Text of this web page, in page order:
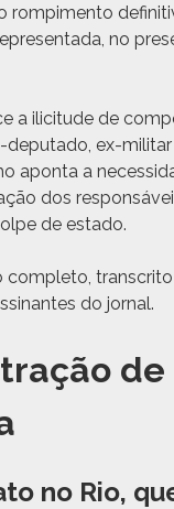
rompi­men­to
no
a ilic­i­tude de
dep­uta­do, ex-
apon­ta a
dos
de estado.
com­ple­to, tran­scrito
do jornal.
de
no Rio,